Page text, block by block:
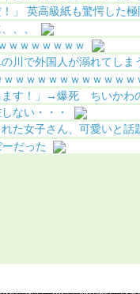
」 英高級紙も驚愕した
、、
ｗｗｗｗｗｗｗ
川で外国人が溺れてしま
ｗｗｗｗｗｗｗｗｗｗｗ
す！」→爆死 ちいかわ
ない・・・
た女子さん、可愛いと話
だった